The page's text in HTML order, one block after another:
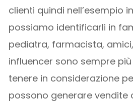
clienti quindi nell’esempio
possiamo identificarli in
pediatra, farmacista,
influencer sono sempre
tenere in considerazione
possono generare vendite